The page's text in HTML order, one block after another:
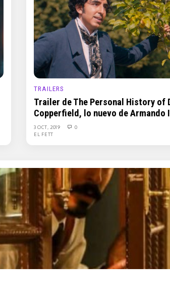
TRAILERS
Trailer de The Personal History of
Copperfield, lo nuevo de Armando
3 OCT, 2019
0
EL FETT